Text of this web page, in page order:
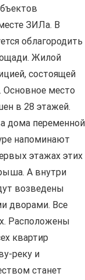
ЗИЛа. В
облагородить
Жилой
состоящей
Основное место
в 28 этажей.
дома переменной
напоминают
этажах этих
А внутри
возведены
дворами. Все
Расположены
квартир
реку и
станет